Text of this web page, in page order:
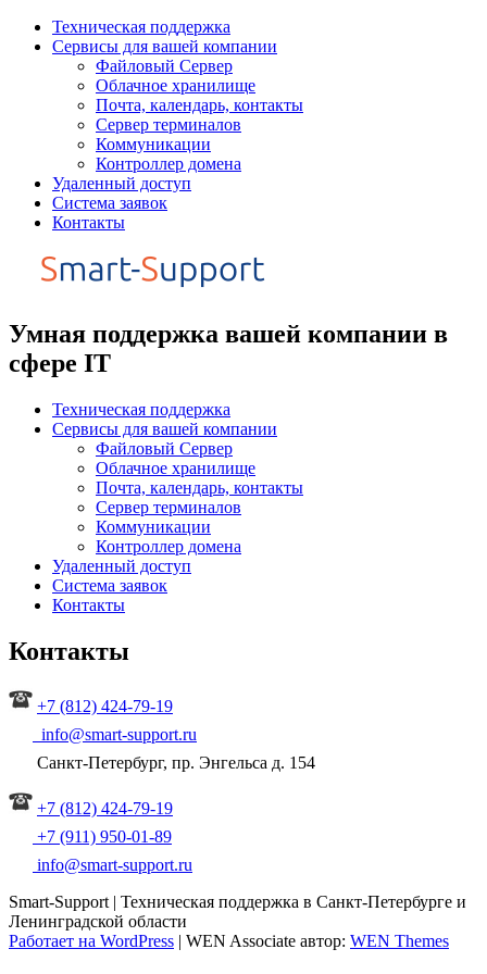
Перейти
содержимому
Техническая поддержка
Сервисы для вашей компании
Файловый Сервер
Облачное хранилище
Почта, календарь, контакты
Сервер терминалов
Коммуникации
Контроллер домена
Удаленный доступ
Система заявок
Контакты
Умная поддержка вашей компании в
сфере IT
Техническая поддержка
Сервисы для вашей компании
Файловый Сервер
Облачное хранилище
Почта, календарь, контакты
Сервер терминалов
Коммуникации
Контроллер домена
Удаленный доступ
Система заявок
Контакты
Контакты
+7 (812) 424-79-19
info@smart-support.ru
Санкт-Петербург, пр. Энгельса д. 154
+7 (812) 424-79-19
+7 (911) 950-01-89
info@smart-support.ru
Smart-Support | Техническая поддержка в Санкт-Петербурге и
Ленинградской области
Работает на WordPress | WEN Associate автор: WEN Themes